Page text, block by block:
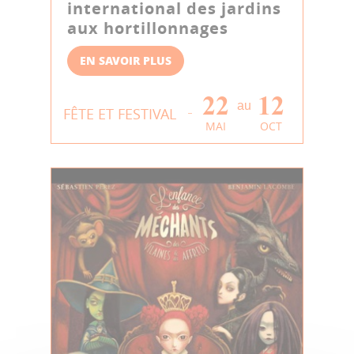
international des jardins
aux hortillonnages
EN SAVOIR PLUS
FÊTE ET FESTIVAL 22
MAI
au 12
OCT